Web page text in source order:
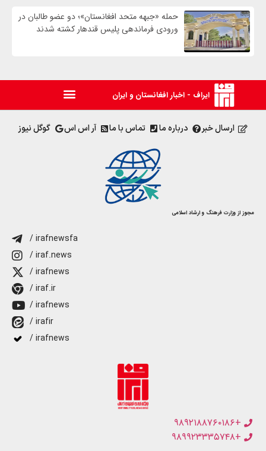
حمله «جبهه متحد افغانستان»؛ دو عضو طالبان در
ورودی فرماندهی پلیس قندهار کشته شدند
ایراف - اخبار افغانستان و ایران
ارسال خبر درباره ما تماس با ما آر اس اس گوگل نیوز
مجوز از وزارت فرهنگ و ارشاد اسلامی
/ irafnewsfa
/ iraf.news
/ irafnews
/ iraf.ir
/ irafnews
/ irafir
/ irafnews
+۹۸۹۲۱۸۸۷۶۰۱۸۶
+۹۸۹۹۲۳۳۳۵۷۴۸